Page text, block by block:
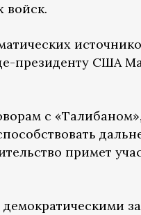
войск.
президенту США
с
примет